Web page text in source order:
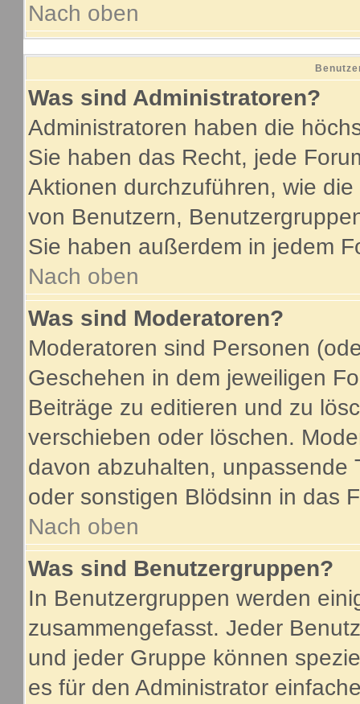
Nach oben
Was sind Administratoren?
Administratoren haben die
Sie haben das Recht, jede
Aktionen durchzuführen, wie
von Benutzern,
Sie haben außerdem in jedem
Nach oben
Was sind Moderatoren?
Moderatoren sind Personen
Geschehen in dem jeweiligen
Beiträge zu editieren und zu
verschieben oder löschen.
davon abzuhalten, unpassende
oder sonstigen Blödsinn in das
Nach oben
Was sind Benutzergruppen?
In Benutzergruppen werden
zusammengefasst. Jeder
und jeder Gruppe können
es für den Administrator